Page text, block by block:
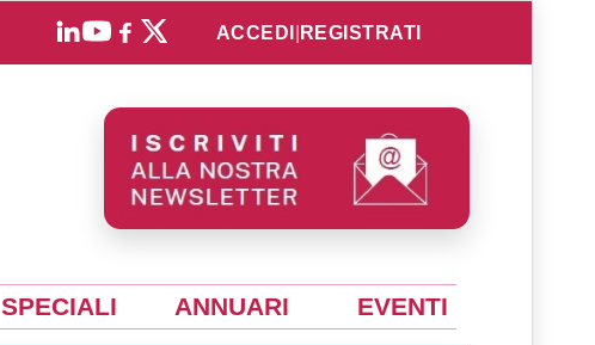
ACCEDI REGISTRATI
SPECIALI ANNUARI EVENTI